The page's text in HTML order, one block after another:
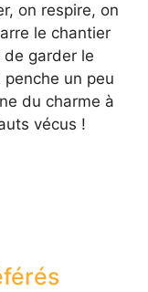
on respire, on
le chantier
de garder le
un peu
du charme à
vécus !